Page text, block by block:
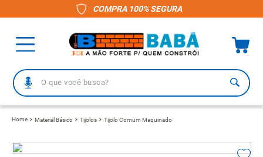
COMPRA 100% SEGURA
O que você busca?
Material Básico Tijolos Tijolo Comum Maquinado
2º porcelanato